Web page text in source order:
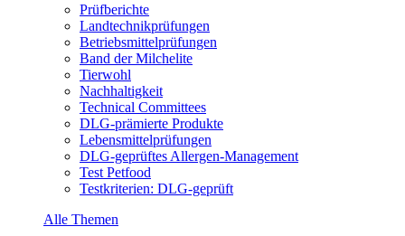
Prüfberichte
Landtechnikprüfungen
Betriebsmittelprüfungen
Band der Milchelite
Tierwohl
Nachhaltigkeit
Technical Committees
DLG-prämierte Produkte
Lebensmittelprüfungen
DLG-geprüftes Allergen-Management
Test Petfood
Testkriterien: DLG-geprüft
Alle Themen